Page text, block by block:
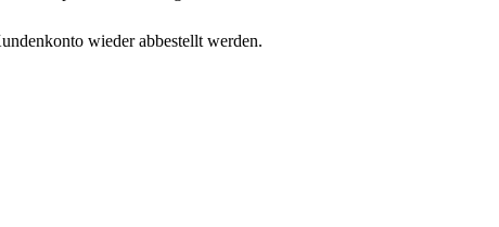
wieder abbestellt werden.